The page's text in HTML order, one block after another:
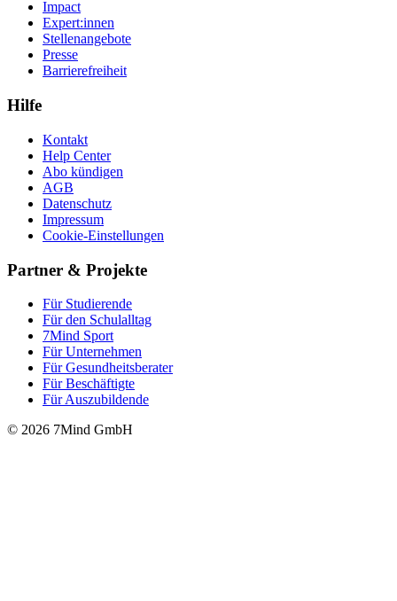
Impact
Expert:innen
Stellenangebote
Presse
Barrierefreiheit
Hilfe
Kontakt
Help Center
Abo kündigen
AGB
Datenschutz
Impressum
Cookie-Einstellungen
Partner & Projekte
Für Stu­die­rende
Für den Schulalltag
7Mind Sport
Für Unter­neh­men
Für Gesund­heits­be­ra­ter
Für Beschäftigte
Für Auszubildende
© 2026 7Mind GmbH